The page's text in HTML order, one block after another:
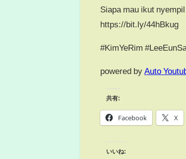
Siapa mau ikut
https://bit.ly/44hBkug
#KimYeRim
powered by Auto
共有:
Facebook X
いいね: